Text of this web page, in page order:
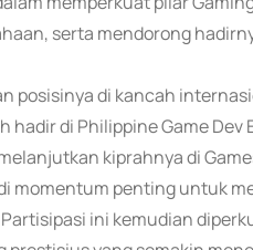
serta mendorong
posisinya di kancah
di Philippine Game Dev
kiprahnya di
momentum penting untuk
ini kemudian